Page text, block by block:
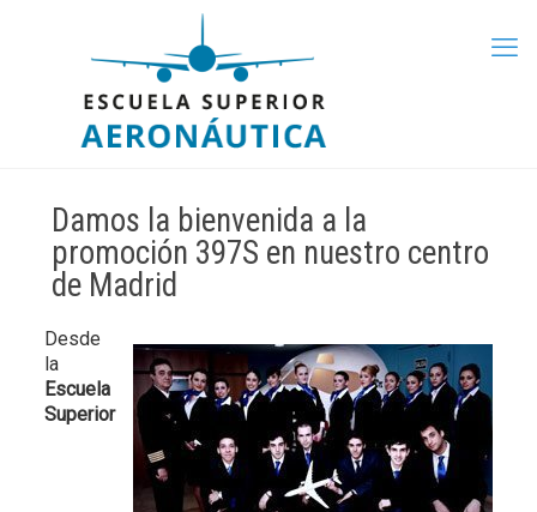
Damos la bienvenida a la
promoción 397S en nuestro centro
de Madrid
Desde
la
Escuela
Superior